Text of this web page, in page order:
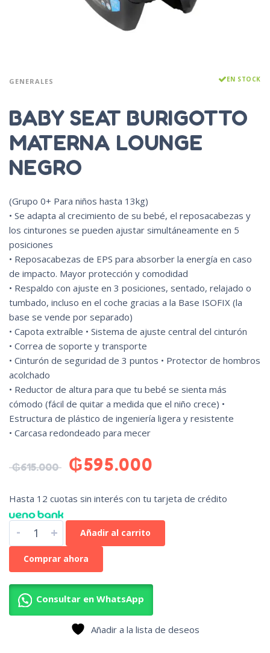
GENERALES EN STOCK
BABY SEAT BURIGOTTO
MATERNA LOUNGE
NEGRO
(Grupo 0+ Para niños hasta 13kg)
• Se adapta al crecimiento de su bebé, el reposacabezas y
los cinturones se pueden ajustar simultáneamente en 5
posiciones
• Reposacabezas de EPS para absorber la energía en caso
de impacto. Mayor protección y comodidad
• Respaldo con ajuste en 3 posiciones, sentado, relajado o
tumbado, incluso en el coche gracias a la Base ISOFIX (la
base se vende por separado)
• Capota extraíble • Sistema de ajuste central del cinturón
• Correa de soporte y transporte
• Cinturón de seguridad de 3 puntos • Protector de hombros
acolchado
• Reductor de altura para que tu bebé se sienta más
cómodo (fácil de quitar a medida que el niño crece) •
Estructura de plástico de ingeniería ligera y resistente
• Carcasa redondeado para mecer
₲615.000 ₲595.000
Hasta 12 cuotas sin interés con tu tarjeta de crédito
- + Añadir al carrito
Comprar ahora
Consultar en WhatsApp
Añadir a la lista de deseos